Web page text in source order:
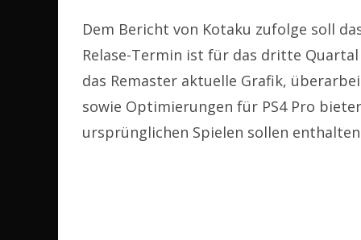
Dem Bericht von Kotaku zufolge soll
Relase-Termin ist für das dritte
das Remaster aktuelle Grafik,
sowie Optimierungen für PS4 Pro
ursprünglichen Spielen sollen